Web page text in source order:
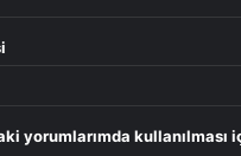
yorumlarımda kullanılması